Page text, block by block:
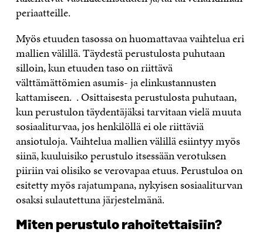
periaatteille.
Myös etuuden tasossa on huomattavaa vaihtelua eri
mallien välillä. Täydestä perustulosta puhutaan
silloin, kun etuuden taso on riittävä
välttämättömien asumis- ja elinkustannusten
kattamiseen. . Osittaisesta perustulosta puhutaan,
kun perustulon täydentäjäksi tarvitaan vielä muuta
sosiaaliturvaa, jos henkilöllä ei ole riittäviä
ansiotuloja. Vaihtelua mallien välillä esiintyy myös
siinä, kuuluisiko perustulo itsessään verotuksen
piiriin vai olisiko se verovapaa etuus. Perustuloa on
esitetty myös rajatumpana, nykyisen sosiaaliturvan
osaksi sulautettuna järjestelmänä.
Miten perustulo rahoitettaisiin?